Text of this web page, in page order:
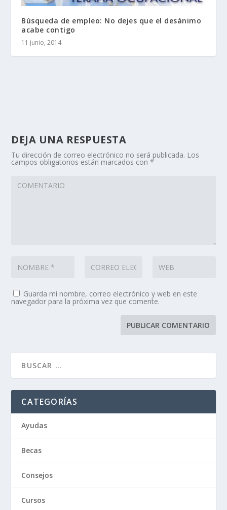
Búsqueda de empleo: No dejes que el desánimo
acabe contigo
11 junio, 2014
DEJA UNA RESPUESTA
Tu dirección de correo electrónico no será publicada. Los
campos obligatorios están marcados con*
Guarda mi nombre, correo electrónico y web en este
navegador para la próxima vez que comente.
CATEGORÍAS
Ayudas
Becas
Consejos
Cursos